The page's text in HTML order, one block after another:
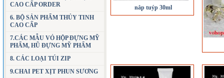
CAO CẤP ORDER
6. BỘ SẢN PHẨM THỦY TINH
CAO CẤP
7.CÁC MẪU VỎ HỘP ĐỰNG MỸ
PHẨM, HŨ ĐỰNG MỸ PHẨM
8. CÁC LOẠI TÚI ZIP
9.CHAI PET XỊT PHUN SƯƠNG
nắp tuýp 30ml